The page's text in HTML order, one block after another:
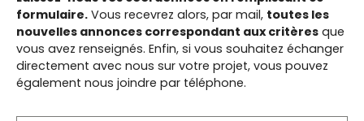
que de deux cabanes de jardin offrant près de 25
m² de stockage. Une maison idéale pour une
grande famille, située dans un secteur recherché,
où confort, modernité et fonctionnalités sont au
rendez-vous. Une visite s'impose !
formulaire. Vous recevrez alors, par mail, toutes les
nouvelles annonces correspondant aux critères que
vous avez renseignés. Enfin, si vous souhaitez échanger
directement avec nous sur votre projet, vous pouvez
également nous joindre par téléphone.